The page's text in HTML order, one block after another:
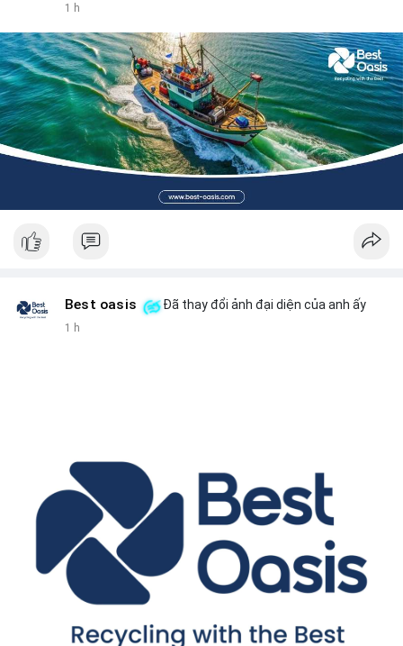
1 h
Best oasis Đã thay đổi ảnh đại diện của anh ấy
1 h